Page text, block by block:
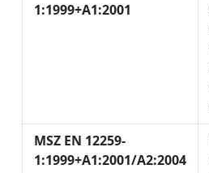
1:1999+A1:2001
MSZ EN 12259-
1:1999+A1:2001/A2:2004